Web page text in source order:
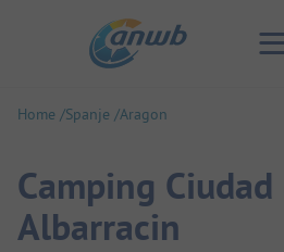
Home Spanje Aragon
Camping Ciudad
Albarracin